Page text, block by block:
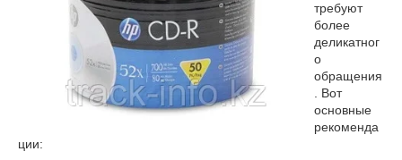
требуют
более
деликатног
о
обращения
. Вот
основные
рекоменда
ции: